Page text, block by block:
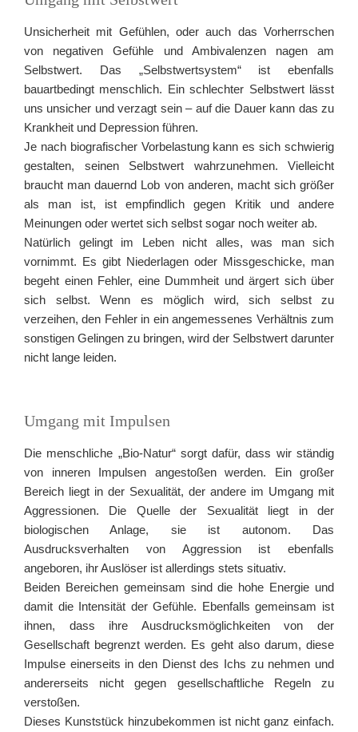
Unsicherheit mit Gefühlen, oder auch das Vorherrschen
von negativen Gefühle und Ambivalenzen nagen am
Selbstwert. Das „Selbstwertsystem“ ist ebenfalls
bauartbedingt menschlich. Ein schlechter Selbstwert lässt
uns unsicher und verzagt sein – auf die Dauer kann das zu
Krankheit und Depression führen.
Je nach biografischer Vorbelastung kann es sich schwierig
gestalten, seinen Selbstwert wahrzunehmen. Vielleicht
braucht man dauernd Lob von anderen, macht sich größer
als man ist, ist empfindlich gegen Kritik und andere
Meinungen oder wertet sich selbst sogar noch weiter ab.
Natürlich gelingt im Leben nicht alles, was man sich
vornimmt. Es gibt Niederlagen oder Missgeschicke, man
begeht einen Fehler, eine Dummheit und ärgert sich über
sich selbst. Wenn es möglich wird, sich selbst zu
verzeihen, den Fehler in ein angemessenes Verhältnis zum
sonstigen Gelingen zu bringen, wird der Selbstwert darunter
nicht lange leiden.
Umgang mit Impulsen
Die menschliche „Bio-Natur“ sorgt dafür, dass wir ständig
von inneren Impulsen angestoßen werden. Ein großer
Bereich liegt in der Sexualität, der andere im Umgang mit
Aggressionen. Die Quelle der Sexualität liegt in der
biologischen Anlage, sie ist autonom. Das
Ausdrucksverhalten von Aggression ist ebenfalls
angeboren, ihr Auslöser ist allerdings stets situativ.
Beiden Bereichen gemeinsam sind die hohe Energie und
damit die Intensität der Gefühle. Ebenfalls gemeinsam ist
ihnen, dass ihre Ausdrucksmöglichkeiten von der
Gesellschaft begrenzt werden. Es geht also darum, diese
Impulse einerseits in den Dienst des Ichs zu nehmen und
andererseits nicht gegen gesellschaftliche Regeln zu
verstoßen.
Dieses Kunststück hinzubekommen ist nicht ganz einfach.